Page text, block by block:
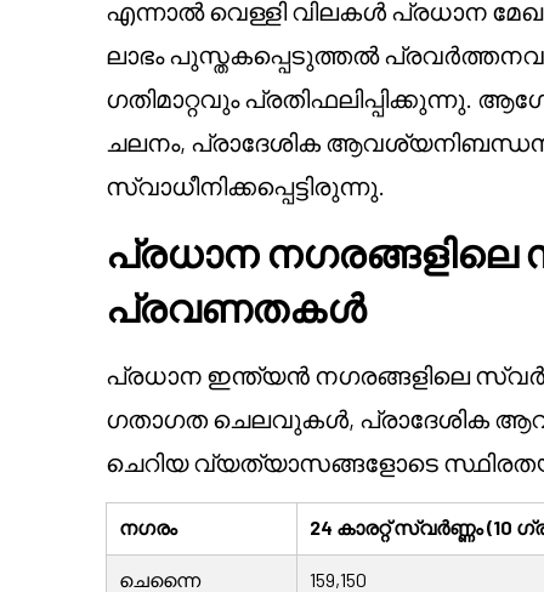
എന്നാൽ വെള്ളി വിലകൾ പ്രധാന
ലാഭം പുസ്തകപ്പെടുത്തൽ
ഗതിമാറ്റവും പ്രതിഫലിപ്പിക്കുന്നു.
ചലനം, പ്രാദേശിക
സ്വാധീനിക്കപ്പെട്ടിരുന്നു.
പ്രധാന നഗരങ്ങളിലെ
പ്രവണതകൾ
പ്രധാന ഇന്ത്യൻ നഗരങ്ങളിലെ
ഗതാഗത ചെലവുകൾ, പ്രാദേശിക
ചെറിയ വ്യത്യാസങ്ങളോടെ
നഗരം 24 കാരറ്റ് സ്വർണ്ണം (10
ചെന്നൈ 159,150